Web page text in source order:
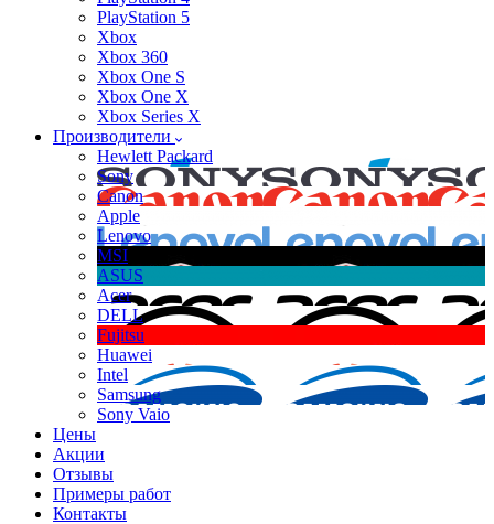
PlayStation 5
Xbox
Xbox 360
Xbox One S
Xbox One X
Xbox Series X
Производители
Hewlett Packard
Sony
Canon
Apple
Lenovo
MSI
ASUS
Acer
DELL
Fujitsu
Huawei
Intel
Samsung
Sony Vaio
Цены
Акции
Отзывы
Примеры работ
Контакты